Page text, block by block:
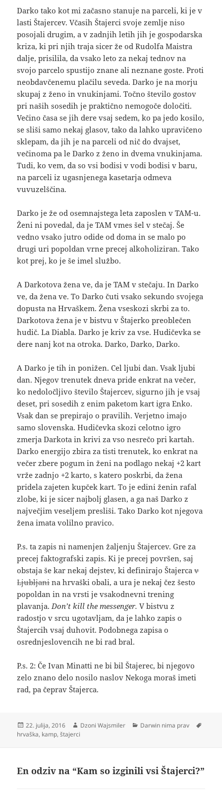
Darko tako kot mi začasno stanuje na parceli, ki je v
lasti Štajercev. Včasih Štajerci svoje zemlje niso
posojali drugim, a v zadnjih letih jih je gospodarska
kriza, ki pri njih traja sicer že od Rudolfa Maistra
dalje, prisilila, da vsako leto za nekaj tednov na
svojo parcelo spustijo znane ali neznane goste. Proti
neobdavčenemu plačilu seveda. Darko je na morju
skupaj z ženo in vnukinjami. Točno število gostov
pri naših sosedih je praktično nemogoče določiti.
Večino časa se jih dere vsaj sedem, ko pa jedo kosilo,
se sliši samo nekaj glasov, tako da lahko upravičeno
sklepam, da jih je na parceli od nič do dvajset,
večinoma pa le Darko z ženo in dvema vnukinjama.
Tudi, ko vem, da so vsi bodisi v vodi bodisi v baru,
na parceli iz ugasnjenega kasetarja odmeva
vuvuzelščina.
Darko je že od osemnajstega leta zaposlen v TAM-u.
Ženi ni povedal, da je TAM vmes šel v stečaj. Še
vedno vsako jutro odide od doma in se malo po
drugi uri popoldan vrne precej alkoholiziran. Tako
kot prej, ko je še imel službo.
A Darkotova žena ve, da je TAM v stečaju. In Darko
ve, da žena ve. To Darko čuti vsako sekundo svojega
dopusta na Hrvaškem. Žena vseskozi skrbi za to.
Darkotova žena je v bistvu v Štajerko preoblečen
hudič. La Diabla. Darko je kriv za vse. Hudičevka se
dere nanj kot na otroka. Darko, Darko, Darko.
A Darko je tih in ponižen. Cel ljubi dan. Vsak ljubi
dan. Njegov trenutek dneva pride enkrat na večer,
ko nedoločljivo število Štajercev, sigurno jih je vsaj
deset, pri sosedih z enim paketom kart igra Enko.
Vsak dan se prepirajo o pravilih. Verjetno imajo
samo slovenska. Hudičevka skozi celotno igro
zmerja Darkota in krivi za vso nesrečo pri kartah.
Darko energijo zbira za tisti trenutek, ko enkrat na
večer zbere pogum in ženi na podlago nekaj +2 kart
vrže zadnjo +2 karto, s katero poskrbi, da žena
pridela zajeten kupček kart. To je edini ženin rafal
zlobe, ki je sicer najbolj glasen, a ga naš Darko z
največjim veseljem presliši. Tako Darko kot njegova
žena imata volilno pravico.
P.s. ta zapis ni namenjen žaljenju Štajercev. Gre za
precej faktografski zapis. Ki je precej površen, saj
obstaja še kar nekaj dejstev, ki definirajo Štajercav
Ljubljanina hrvaški obali, a ura je nekaj čez šesto
popoldan in na vrsti je vsakodnevni trening
plavanja. Don’t kill the messenger. V bistvu z
radostjo v srcu ugotavljam, da je lahko zapis o
Štajercih vsaj duhovit. Podobnega zapisa o
osrednjeslovencih ne bi rad bral.
P.s. 2: Če Ivan Minatti ne bi bil Štajerec, bi njegovo
zelo znano delo nosilo naslov Nekoga moraš imeti
rad, pa čeprav Štajerca.
Objavljeno
dne
22. julija, 2016 Avtor
Dzoni Wajsmiler Kategorije
Darwin nima prav
hrvaška, kamp,štajerci
En odziv na “Kam so izginili vsi Štajerci?”